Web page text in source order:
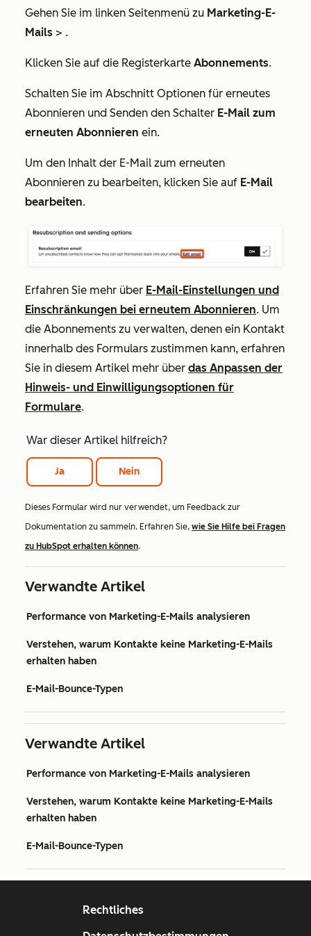
Gehen Sie im linken Seitenmenü zu Marketing-E-
Mails > .
Klicken Sie auf die Registerkarte Abonnements.
Schalten Sie im Abschnitt Optionen für erneutes
Abonnieren und Senden den Schalter E-Mail zum
erneuten Abonnieren ein.
Um den Inhalt der E-Mail zum erneuten
Abonnieren zu bearbeiten, klicken Sie auf E-Mail
bearbeiten.
Erfahren Sie mehr über E-Mail-Einstellungen und
Einschränkungen bei erneutem Abonnieren. Um
die Abonnements zu verwalten, denen ein Kontakt
innerhalb des Formulars zustimmen kann, erfahren
Sie in diesem Artikel mehr über das Anpassen der
Hinweis- und Einwilligungsoptionen für
Formulare.
War dieser Artikel hilfreich?
Ja Nein
Dieses Formular wird nur verwendet, um Feedback zur
Dokumentation zu sammeln. Erfahren Sie, wie Sie Hilfe bei Fragen
zu HubSpot erhalten können.
Verwandte Artikel
Performance von Marketing-E-Mails analysieren
Verstehen, warum Kontakte keine Marketing-E-Mails
erhalten haben
E-Mail-Bounce-Typen
Verwandte Artikel
Performance von Marketing-E-Mails analysieren
Verstehen, warum Kontakte keine Marketing-E-Mails
erhalten haben
E-Mail-Bounce-Typen
Rechtliches